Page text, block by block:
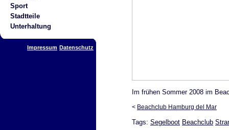
Sport
Stadtteile
Unterhaltung
Impressum Datenschutz
Im frühen Sommer 2008 im
< Beachclub Hamburg del Mar
Tags: Segelboot Beachclub